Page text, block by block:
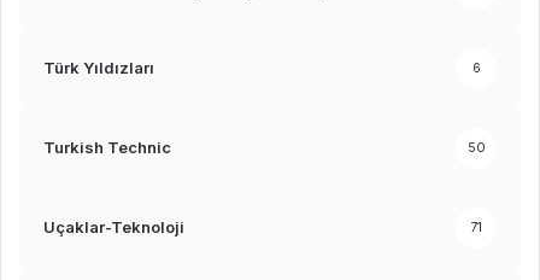
Türk Yıldızları 6
Turkish Technic 50
Uçaklar-Teknoloji 71